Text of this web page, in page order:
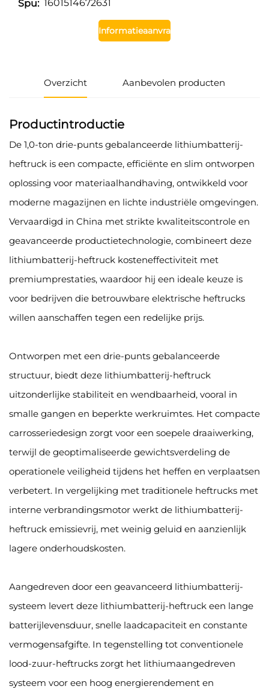
Spu: 1601514672631
Informatieaanvraag
Overzicht Aanbevolen producten
Productintroductie
De 1,0-ton drie-punts gebalanceerde lithiumbatterij-
heftruck is een compacte, efficiënte en slim ontworpen
oplossing voor materiaalhandhaving, ontwikkeld voor
moderne magazijnen en lichte industriële omgevingen.
Vervaardigd in China met strikte kwaliteitscontrole en
geavanceerde productietechnologie, combineert deze
lithiumbatterij-heftruck kosteneffectiviteit met
premiumprestaties, waardoor hij een ideale keuze is
voor bedrijven die betrouwbare elektrische heftrucks
willen aanschaffen tegen een redelijke prijs.
Ontworpen met een drie-punts gebalanceerde
structuur, biedt deze lithiumbatterij-heftruck
uitzonderlijke stabiliteit en wendbaarheid, vooral in
smalle gangen en beperkte werkruimtes. Het compacte
carrosseriedesign zorgt voor een soepele draaiwerking,
terwijl de geoptimaliseerde gewichtsverdeling de
operationele veiligheid tijdens het heffen en verplaatsen
verbetert. In vergelijking met traditionele heftrucks met
interne verbrandingsmotor werkt de lithiumbatterij-
heftruck emissievrij, met weinig geluid en aanzienlijk
lagere onderhoudskosten.
Aangedreven door een geavanceerd lithiumbatterij-
systeem levert deze lithiumbatterij-heftruck een lange
batterijlevensduur, snelle laadcapaciteit en constante
vermogensafgifte. In tegenstelling tot conventionele
lood-zuur-heftrucks zorgt het lithiumaangedreven
systeem voor een hoog energierendement en